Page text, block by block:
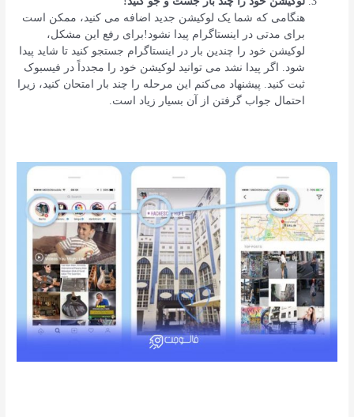
هنگامی که شما یک لوکیشن جدید اضافه می ‌کنید، ممکن است
برای مدتی در اینستاگرام پیدا نشود!برای رفع این مشکل،
لوکیشن خود را چندین بار در اینستاگرام جستجو کنید تا شاید پیدا
شود. اگر پیدا نشد می‌ توانید لوکیشن خود را مجدداً در فیسبوک
ثبت کنید. پیشنهاد می‌کنم این مرحله را چند بار امتحان کنید، زیرا
احتمال جواب گرفتن از آن بسیار زیاد است.